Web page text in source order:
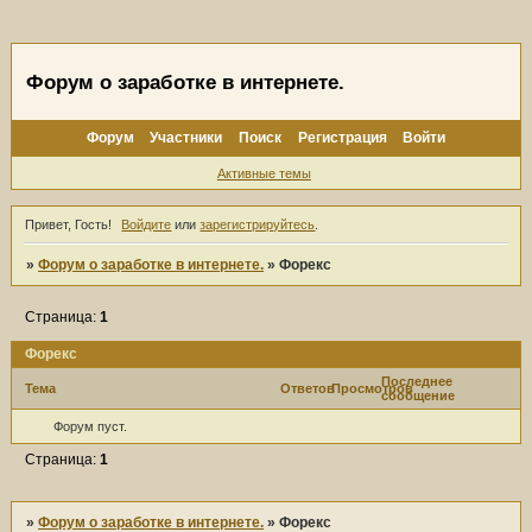
Форум о заработке в интернете.
Форум Участники Поиск Регистрация Войти
Активные темы
Привет, Гость! Войдите илизарегистрируйтесь
»Форум о заработке в интернете. »Форекс
Форекс
Страница:1
Тема ОтветовПросмотровПоследнее
сообщение
Форум пуст.
Страница:1
»Форум о заработке в интернете. »Форекс